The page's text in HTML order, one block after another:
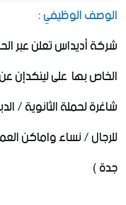
الوصف الوظيفي :
شركة أديداس تعلن عبر
الخاص بها على لينكدإن عن توفر
شاغرة لحملة الثانوية /
للرجال / نساء واماكن
جدة )